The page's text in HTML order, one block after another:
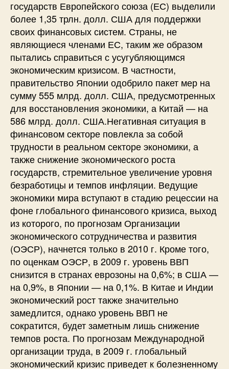
государств Европейского союза (ЕС) выделили
более 1,35 трлн. долл. США для поддержки
своих финансовых систем. Страны, не
являющиеся членами ЕС, таким же образом
пытались справиться с усугубляющимся
экономическим кризисом. В частности,
правительство Японии одобрило пакет мер на
сумму 555 млрд. долл. США, предусмотренных
для восстановления экономики, а Китай — на
586 млрд. долл. США.Негативная ситуация в
финансовом секторе повлекла за собой
трудности в реальном секторе экономики, а
также снижение экономического роста
государств, стремительное увеличение уровня
безработицы и темпов инфляции. Ведущие
экономики мира вступают в стадию рецессии на
фоне глобального финансового кризиса, выход
из которого, по прогнозам Организации
экономического сотрудничества и развития
(ОЭСР), начнется только в 2010 г. Кроме того,
по оценкам ОЭСР, в 2009 г. уровень ВВП
снизится в странах еврозоны на 0,6%; в США —
на 0,9%, в Японии — на 0,1%. В Китае и Индии
экономический рост также значительно
замедлится, однако уровень ВВП не
сократится, будет заметным лишь снижение
темпов роста. По прогнозам Международной
организации труда, в 2009 г. глобальный
экономический кризис приведет к болезненному